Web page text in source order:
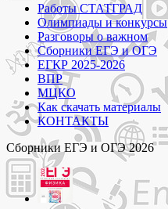
Работы СТАТГРАД
Олимпиады и конкурсы
Разговоры о важном
Сборники ЕГЭ и ОГЭ
ЕГКР 2025-2026
ВПР
МЦКО
Как скачать материалы
КОНТАКТЫ
Сборники ЕГЭ и ОГЭ 2026